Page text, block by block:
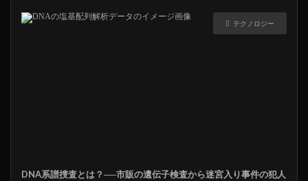
テクノロジー
DNA系譜捜査とは？──市販の遺伝子検査から迷宮入り事件の犯人